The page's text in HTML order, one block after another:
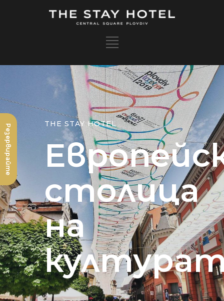
Резервирайте
столица
на